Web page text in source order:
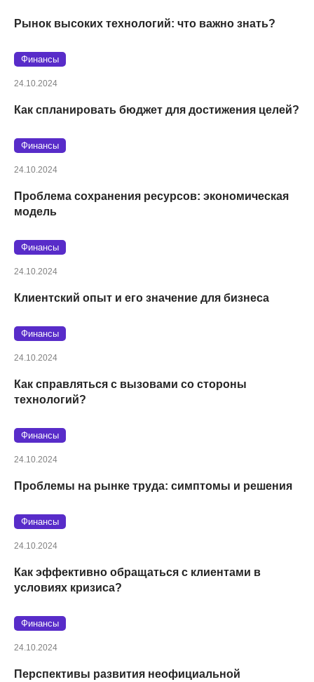
Рынок высоких технологий: что важно знать?
Финансы
24.10.2024
Как спланировать бюджет для достижения целей?
Финансы
24.10.2024
Проблема сохранения ресурсов: экономическая
модель
Финансы
24.10.2024
Клиентский опыт и его значение для бизнеса
Финансы
24.10.2024
Как справляться с вызовами со стороны
технологий?
Финансы
24.10.2024
Проблемы на рынке труда: симптомы и решения
Финансы
24.10.2024
Как эффективно обращаться с клиентами в
условиях кризиса?
Финансы
24.10.2024
Перспективы развития неофициальной